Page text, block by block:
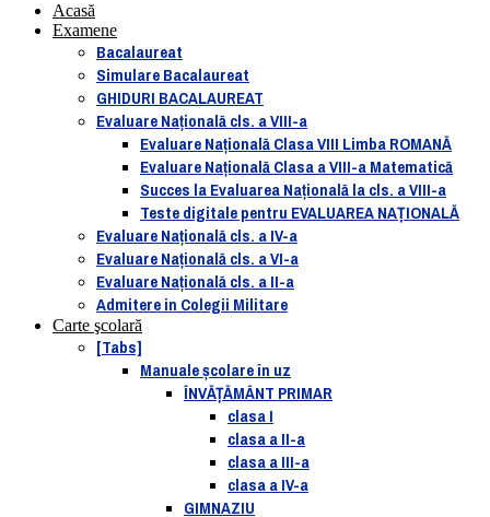
Acasă
Examene
Bacalaureat
Simulare Bacalaureat
GHIDURI BACALAUREAT
Evaluare Naţională cls. a VIII-a
Evaluare Naţională Clasa VIII Limba ROMANĂ
Evaluare Naţională Clasa a VIII-a Matematică
Succes la Evaluarea Națională la cls. a VIII-a
Teste digitale pentru EVALUAREA NAȚIONALĂ
Evaluare Naţională cls. a IV-a
Evaluare Naţională cls. a VI-a
Evaluare Naţională cls. a II-a
Admitere in Colegii Militare
Carte şcolară
[Tabs]
Manuale şcolare în uz
ÎNVĂȚĂMÂNT PRIMAR
clasa I
clasa a II-a
clasa a III-a
clasa a IV-a
GIMNAZIU